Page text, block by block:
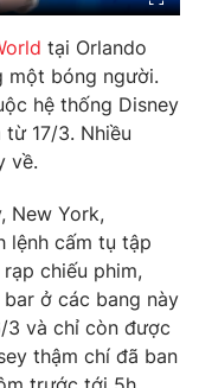
tại Orlando
một bóng người.
hệ thống Disney
17/3. Nhiều
về.
New York,
lệnh cấm tụ tập
chiếu phim,
ở các bang này
3 và chỉ còn được
thậm chí đã ban